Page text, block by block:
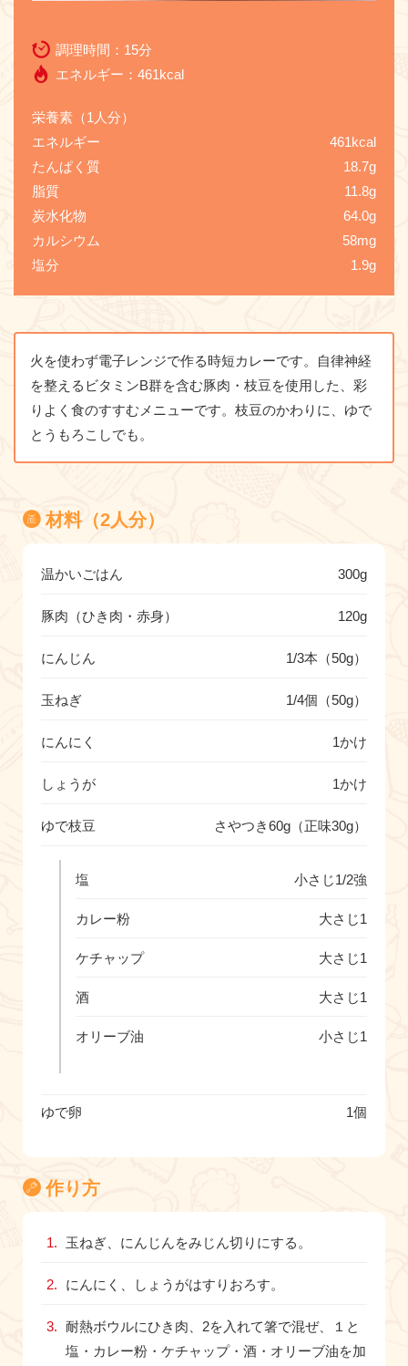
調理時間： 15分
エネルギー： 461kcal
栄養素（1人分）
エネルギー
461kcal
たんぱく質
18.7g
脂質
11.8g
炭水化物
64.0g
カルシウム
58mg
塩分
1.9g
火を使わず電子レンジで作る時短カレーです。自律神経
を整えるビタミンB群を含む豚肉・枝豆を使用した、彩
りよく食のすすむメニューです。枝豆のかわりに、ゆで
とうもろこしでも。
材料（2人分）
温かいごはん 300g
豚肉（ひき肉・赤身） 120g
にんじん 1/3本（50g）
玉ねぎ 1/4個（50g）
にんにく 1かけ
しょうが 1かけ
ゆで枝豆 さやつき60g（正味30g）
塩 小さじ1/2強
カレー粉 大さじ1
ケチャップ 大さじ1
酒 大さじ1
オリーブ油 小さじ1
ゆで卵 1個
作り方
玉ねぎ、にんじんをみじん切りにする。
にんにく、しょうがはすりおろす。
耐熱ボウルにひき肉、2を入れて箸で混ぜ、１と
塩・カレー粉・ケチャップ・酒・オリーブ油を加